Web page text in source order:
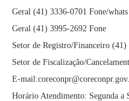
Geral (41) 3336-0701 Fone/whats
Geral (41) 3995-2692 Fone
Setor de Registro/Financeiro
Setor de Fiscalização/
E-
Horário Atendimento: Segunda a